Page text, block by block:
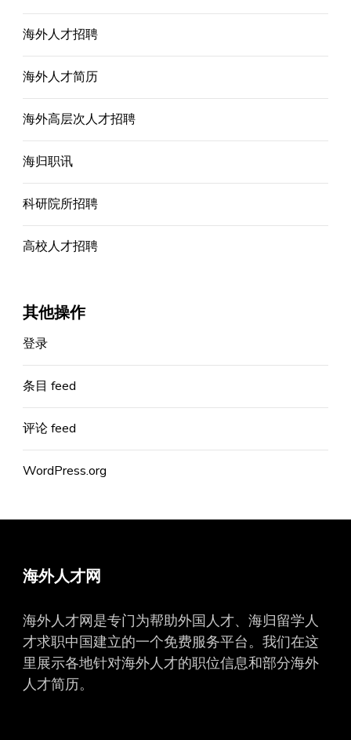
海外人才招聘
海外人才简历
海外高层次人才招聘
海归职讯
科研院所招聘
高校人才招聘
其他操作
登录
条目 feed
评论 feed
WordPress.org
海外人才网
海外人才网是专门为帮助外国人才、海归留学人
才求职中国建立的一个免费服务平台。我们在这
里展示各地针对海外人才的职位信息和部分海外
人才简历。